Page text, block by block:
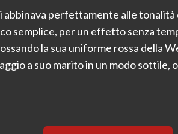
abbinava perfettamente alle
semplice, per un effetto senza
la sua uniforme rossa della
a suo marito in un modo